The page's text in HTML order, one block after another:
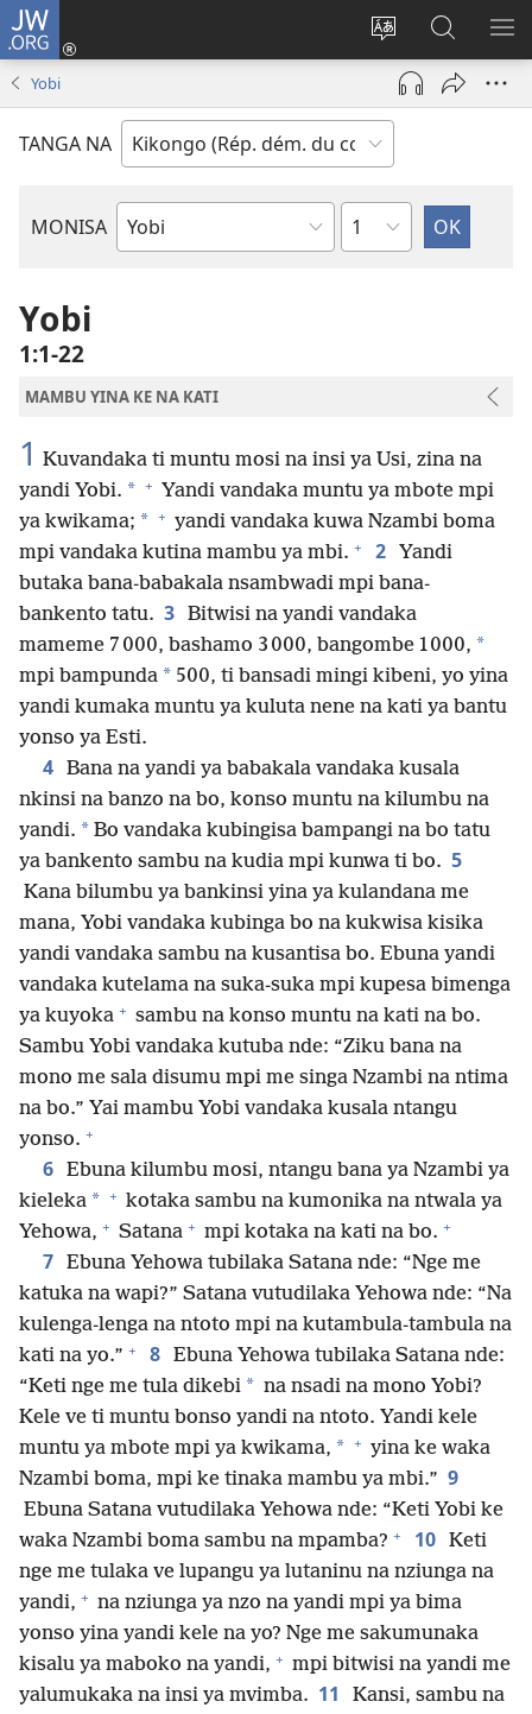
JW.ORG
Soba
ndinga
ya
site
yai
Kukota
(ke
kangula
ya
mpa)
Kusosa
na
JW.ORG
Yobi
TANGA NA
MONISA
Mikanda
Kapu
Yobi
1:1-22
MAMBU YINA KE NA KATI
1 Kuvandaka ti muntu mosi na insi ya Usi, zina na
yandi Yobi. * + Yandi vandaka muntu ya mbote mpi
ya kwikama; * + yandi vandaka kuwa Nzambi boma
mpi vandaka kutina mambu ya mbi. + 2
Yandi
butaka bana-babakala nsambwadi mpi bana-
bankento tatu. 3 Bitwisi na yandi vandaka
mameme 7 000, bashamo 3 000, bangombe 1 000, *
mpi bampunda * 500, ti bansadi mingi kibeni, yo yina
yandi kumaka muntu ya kuluta nene na kati ya bantu
yonso ya Esti.
4 Bana na yandi ya babakala vandaka kusala
nkinsi na banzo na bo, konso muntu na kilumbu na
yandi. * Bo vandaka kubingisa bampangi na bo tatu
ya bankento sambu na kudia mpi kunwa ti bo. 5
Kana bilumbu ya bankinsi yina ya kulandana me
mana, Yobi vandaka kubinga bo na kukwisa kisika
yandi vandaka sambu na kusantisa bo. Ebuna yandi
vandaka kutelama na suka-suka mpi kupesa bimenga
ya kuyoka + sambu na konso muntu na kati na bo.
Sambu Yobi vandaka kutuba nde: “Ziku bana na
mono me sala disumu mpi me singa Nzambi na ntima
na bo.” Yai mambu Yobi vandaka kusala ntangu
yonso. +
6 Ebuna kilumbu mosi, ntangu bana ya Nzambi ya
kieleka * + kotaka sambu na kumonika na ntwala ya
Yehowa, + Satana + mpi kotaka na kati na bo. +
7 Ebuna Yehowa tubilaka Satana nde: “Nge me
katuka na wapi?” Satana vutudilaka Yehowa nde: “Na
kulenga-lenga na ntoto mpi na kutambula-tambula na
kati na yo.” + 8 Ebuna Yehowa tubilaka Satana nde:
“Keti nge me tula dikebi * na nsadi na mono Yobi?
Kele ve ti muntu bonso yandi na ntoto. Yandi kele
muntu ya mbote mpi ya kwikama, * + yina ke waka
Nzambi boma, mpi ke tinaka mambu ya mbi.” 9
Ebuna Satana vutudilaka Yehowa nde: “Keti Yobi ke
waka Nzambi boma sambu na mpamba? + 10 Keti
nge me tulaka ve lupangu ya lutaninu na nziunga na
yandi, + na nziunga ya nzo na yandi mpi ya bima
yonso yina yandi kele na yo? Nge me sakumunaka
kisalu ya maboko na yandi, + mpi bitwisi na yandi me
yalumukaka na insi ya mvimba. 11
Kansi, sambu na